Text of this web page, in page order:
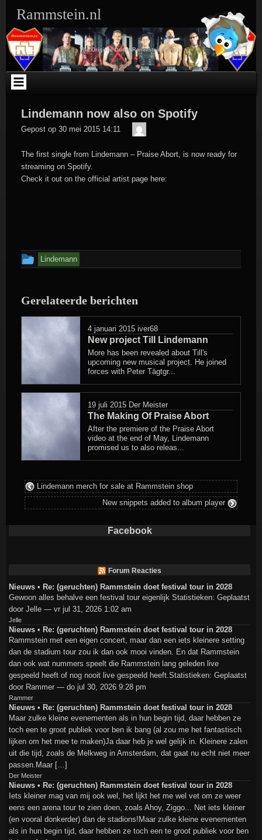
inhoud
Rammstein.nl
The Original Dutch Rammstein Fansite
Lindemann now also on Spotify
Gepost op 30 mei 2015 14:11
Meister
The first single from Lindemann – Praise Abort, is now ready for
streaming on Spotify.
Check it out on the official artist page here:
Dit
geplaatst
Lindemann
Gerelateerde berichten
4 januari 2015 iver68
New project Till Lindemann
More has been revealed about Till's
upcoming new musical project. He joined
forces with Peter Tägtgr...
19 juli 2015 Der Meister
The Making Of Praise Abort
After the premiere of the Praise Abort
video at the end of May, Lindemann
promised us to also releas...
Lindemann merch for sale at Rammstein shop
New snippets added to album player
Facebook
Forum Reacties
Nieuws • Re: (geruchten) Rammstein doet festival tour in 2028
Gewoon alles behalve een festival tour eigenlijk Statistieken: Geplaatst
door Jelle — vr jul 31, 2026 1:02 am
Jelle
Nieuws • Re: (geruchten) Rammstein doet festival tour in 2028
Rammstein met een eigen concert, maar dan een iets kleinere setting
dan de stadium tour zou ik dan ook mooi vinden. En dat Rammstein
dan ook wat nummers speelt die Rammstein lang geleden live
gespeeld heeft of nog nooit live gespeeld heeft.Statistieken: Geplaatst
door Rammer — do jul 30, 2026 9:28 pm
Rammer
Nieuws • Re: (geruchten) Rammstein doet festival tour in 2028
Maar zulke kleine evenementen als in hun begin tijd, daar hebben ze
toch een te groot publiek voor ben ik bang (al zou me het fantastisch
lijken om het mee te maken)Ja daar heb je wel gelijk in. Kleinere zalen
uit die tijd, zoals de Melkweg in Amsterdam, dat gaat nu echt niet meer
passen.Maar […]
Der Meister
Nieuws • Re: (geruchten) Rammstein doet festival tour in 2028
Iets kleiner mag van mij ook wel, het lijkt het me wel vet om ze weer
eens een arena tour te zien doen, zoals Ahoy, Ziggo... Net iets kleiner
(en vooral donkerder) dan de stadions!Maar zulke kleine evenementen
als in hun begin tijd, daar hebben ze toch een te groot publiek voor ben